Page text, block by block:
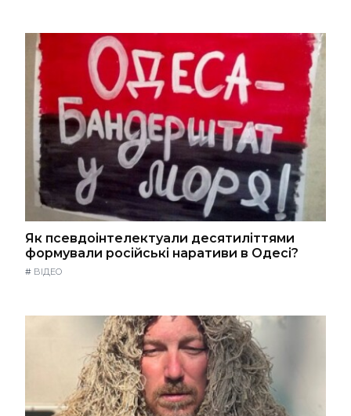
Як псевдоінтелектуали десятиліттями
формували російські наративи в Одесі?
# ВІДЕО